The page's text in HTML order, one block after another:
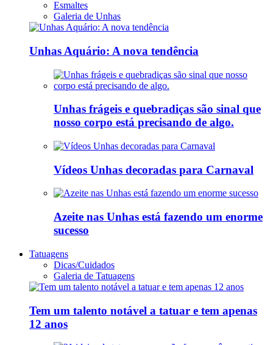
Esmaltes
Galeria de Unhas
Unhas Aquário: A nova tendência
Unhas frágeis e quebradiças são sinal que
nosso corpo está precisando de algo.
Vídeos Unhas decoradas para Carnaval
Azeite nas Unhas está fazendo um enorme
sucesso
Tatuagens
Dicas/Cuidados
Galeria de Tatuagens
Tem um talento notável a tatuar e tem apenas
12 anos